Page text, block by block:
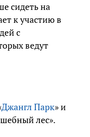
сидеть на
к участию в
с
ведут
Джангл Парк» и
лес».